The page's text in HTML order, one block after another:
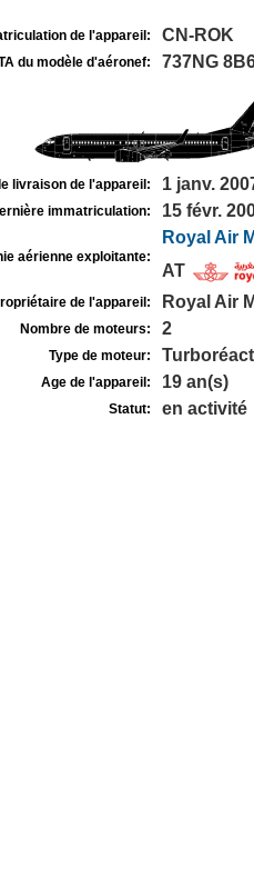
de l'appareil: CN-ROK
du modèle d'aéronef: 737NG
livraison de l'appareil: 1 janv.
immatriculation: 15 févr.
aérienne exploitante:
Royal Air
AT
de l'appareil: Royal Air
Nombre de moteurs: 2
Type de moteur:
Age de l'appareil: 19 an(s)
Statut: en activité